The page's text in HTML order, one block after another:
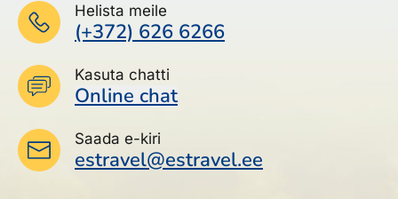
Helista meile
(+372) 626 6266
Kasuta chatti
Online chat
Saada e-kiri
estravel@estravel.ee